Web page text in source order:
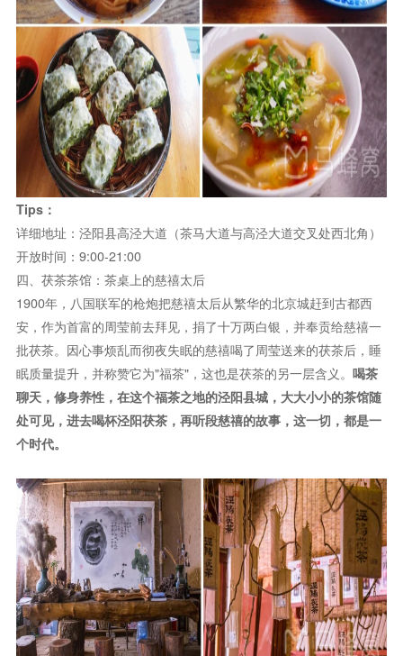
Tips：
详细地址：泾阳县高泾大道（茶马大道与高泾大道交叉处西北角）
开放时间：9:00-21:00
四、茯茶茶馆：茶桌上的慈禧太后
1900年，八国联军的枪炮把慈禧太后从繁华的北京城赶到古都西
安，作为首富的周莹前去拜见，捐了十万两白银，并奉贡给慈禧一
批茯茶。因心事烦乱而彻夜失眠的慈禧喝了周莹送来的茯茶后，睡
眠质量提升，并称赞它为"福茶"，这也是茯茶的另一层含义。 喝茶
聊天，修身养性，在这个福茶之地的泾阳县城，大大小小的茶馆随
处可见，进去喝杯泾阳茯茶，再听段慈禧的故事，这一切，都是一
个时代。